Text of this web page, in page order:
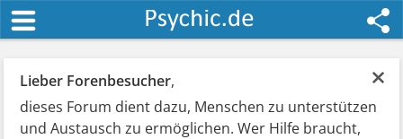
×
Lieber Forenbesucher,
dieses Forum dient dazu, Menschen zu unterstützen
und Austausch zu ermöglichen. Wer Hilfe braucht,